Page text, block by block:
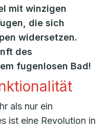
mit winzigen
die sich
widersetzen.
des
fugenlosen Bad!
als nur ein
ist eine Revolution in